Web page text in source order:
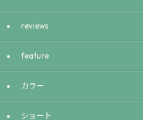
reviews
feature
カラー
ショート